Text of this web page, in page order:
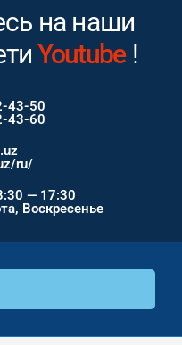
на наши
Facebook
43-50
43-60
ru/
— 17:30
Воскресенье